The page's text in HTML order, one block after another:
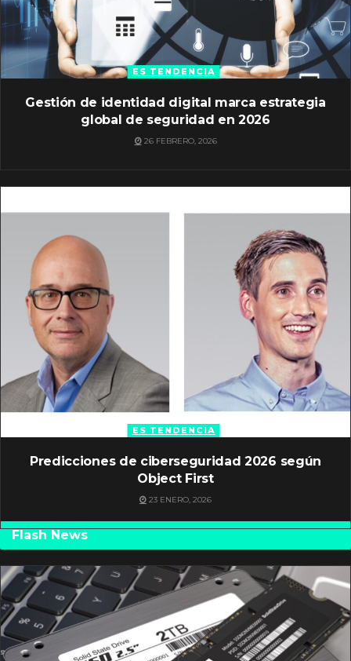
ES TENDENCIA
Gestión de identidad digital marca estrategia
global de seguridad en 2026
26 FEBRERO, 2026
ES TENDENCIA
Predicciones de ciberseguridad 2026 según
Object First
23 ENERO, 2026
Flash News